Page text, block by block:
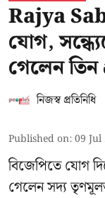
Rajya
যোগ,
গেলেন তিন
নিজস্ব প্রতিনিধি
Published on:09
বিজেপিতে যোগ
গেলেন সদ্য